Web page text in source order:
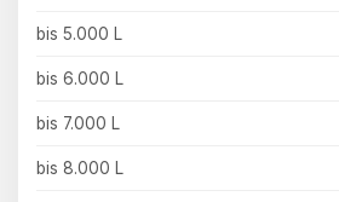
bis 5.000 L
bis 6.000 L
bis 7.000 L
bis 8.000 L